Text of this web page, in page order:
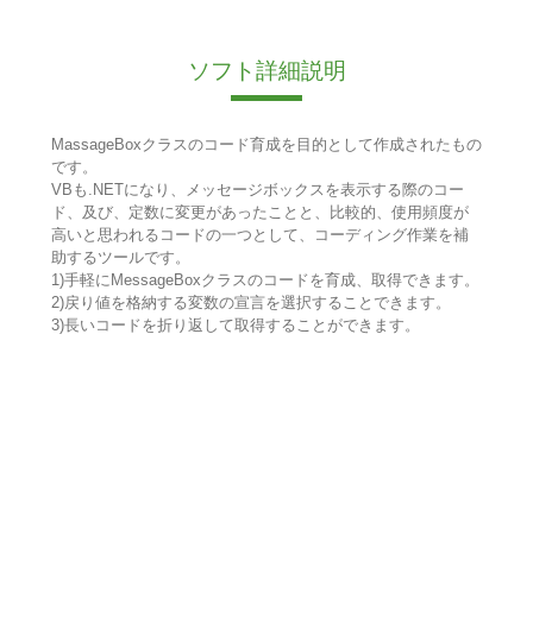
ソフト詳細説明
MassageBoxクラスのコード育成を目的として作成されたもの
です。
VBも.NETになり、メッセージボックスを表示する際のコー
ド、及び、定数に変更があったことと、比較的、使用頻度が
高いと思われるコードの一つとして、コーディング作業を補
助するツールです。
1)手軽にMessageBoxクラスのコードを育成、取得できます。
2)戻り値を格納する変数の宣言を選択することできます。
3)長いコードを折り返して取得することができます。